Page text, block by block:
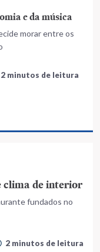
e da música
morar entre os
2 minutos de leitura
clima de interior
fundados no
2 minutos de leitura